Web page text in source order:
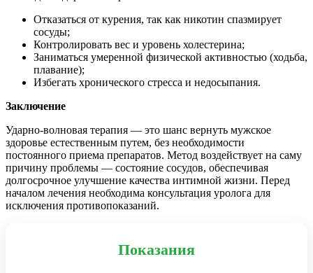
Отказаться от курения, так как никотин спазмирует
сосуды;
Контролировать вес и уровень холестерина;
Заниматься умеренной физической активностью (ходьба,
плавание);
Избегать хронического стресса и недосыпания.
Заключение
Ударно-волновая терапия — это шанс вернуть мужское
здоровье естественным путем, без необходимости
постоянного приема препаратов. Метод воздействует на саму
причину проблемы — состояние сосудов, обеспечивая
долгосрочное улучшение качества интимной жизни. Перед
началом лечения необходима консультация уролога для
исключения противопоказаний.
Показания